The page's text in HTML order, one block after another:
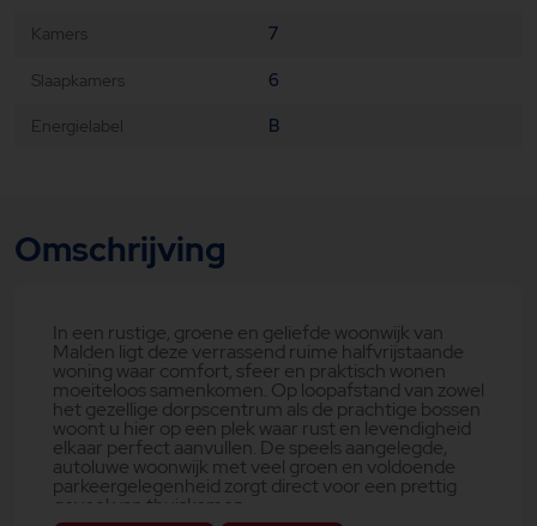
Kamers 7
Slaapkamers 6
Energielabel B
Omschrijving
In een rustige, groene en geliefde woonwijk van
Malden ligt deze verrassend ruime halfvrijstaande
woning waar comfort, sfeer en praktisch wonen
moeiteloos samenkomen. Op loopafstand van zowel
het gezellige dorpscentrum als de prachtige bossen
woont u hier op een plek waar rust en levendigheid
elkaar perfect aanvullen. De speels aangelegde,
autoluwe woonwijk met veel groen en voldoende
parkeergelegenheid zorgt direct voor een prettig
gevoel van thuiskomen.